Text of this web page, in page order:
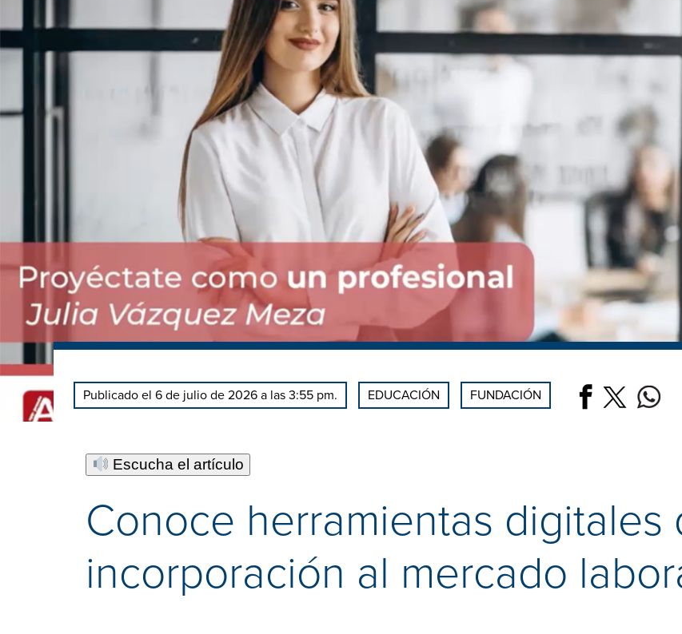
Publicado el 6 de julio de 2026 a las 3:55 pm. EDUCACIÓN FUNDACIÓN
Escucha el artículo
Conoce herramientas digitales
incorporación al mercado